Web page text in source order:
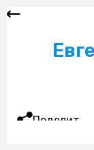
Поделиться